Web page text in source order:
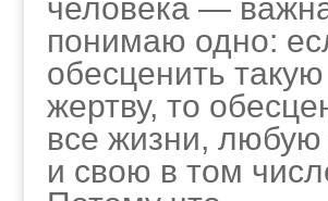
человека —
понимаю одно:
обесценить такую
жертву, то
все жизни, любую
и свою в том